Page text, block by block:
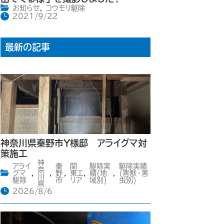
お知らせ,
コウモリ駆除
2021/9/22
最新の記事
神奈川県秦野市Y様邸 アライグマ対
策施工
アライ
グマ
駆除
神
奈
川
県
秦
野
市
関
東エ
リア
駆除実
績(地
域別)
駆除実績
(害獣・害
虫別)
2026/8/6